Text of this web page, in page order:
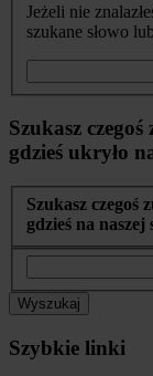
Jeżeli nie
szukane słowo
Szukasz
gdzieś ukryło
Szukasz czegoś
gdzieś na naszej
Wyszukaj
Szybkie linki